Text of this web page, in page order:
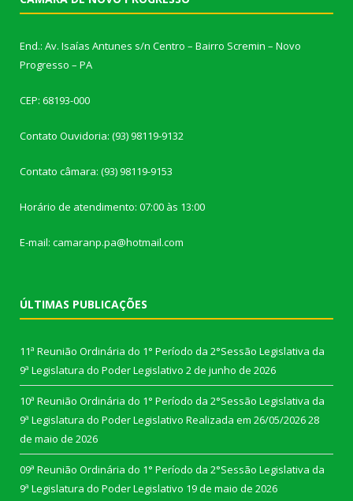
End.: Av. Isaías Antunes s/n Centro – Bairro Scremin – Novo
Progresso – PA
CEP: 68193-000
Contato Ouvidoria: (93) 98119-9132
Contato câmara: (93) 98119-9153
Horário de atendimento: 07:00 às 13:00
E-mail: camaranp.pa@hotmail.com
ÚLTIMAS PUBLICAÇÕES
11ª Reunião Ordinária do 1° Período da 2°Sessão Legislativa da
9ª Legislatura do Poder Legislativo 2 de junho de 2026
10ª Reunião Ordinária do 1° Período da 2°Sessão Legislativa da
9ª Legislatura do Poder Legislativo Realizada em 26/05/202628
de maio de 2026
09ª Reunião Ordinária do 1° Período da 2°Sessão Legislativa da
9ª Legislatura do Poder Legislativo 19 de maio de 2026